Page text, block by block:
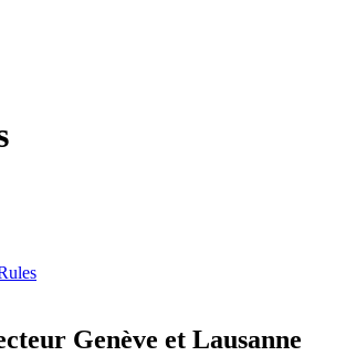
Genève et Lausanne